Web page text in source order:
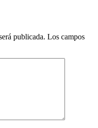
publicada. Los campos